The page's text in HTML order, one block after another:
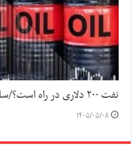
نفت ۲۰۰ دلاری در راه است؟/سایه جنگ بر امنیت انرژی
۱۴۰۵/۰۵/۰۸